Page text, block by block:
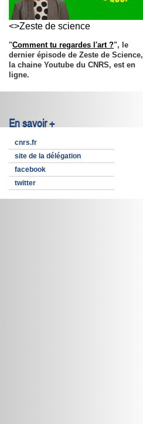
<>Zeste de science
"Comment tu regardes l'art ?", le
dernier épisode de Zeste de Science,
la chaine Youtube du CNRS, est en
ligne.
En savoir +
cnrs.fr
site de la délégation
facebook
twitter